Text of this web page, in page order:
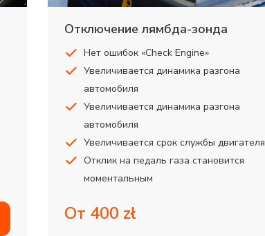
Отключение лямбда-зонда
Нет ошибок «Check Engine»
Увеличивается динамика разгона
автомобиля
Увеличивается динамика разгона
автомобиля
Увеличивается срок службы двигателя
Отклик на педаль газа становится
моментальным
От 400 zł